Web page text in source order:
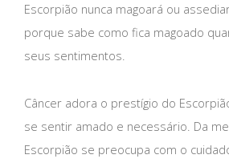
Escorpião nunca magoará ou
porque sabe como fica magoado
seus sentimentos.
Câncer adora o prestígio do
se sentir amado e necessário. Da
Escorpião se preocupa com o